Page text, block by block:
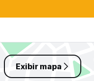
Exibir mapa